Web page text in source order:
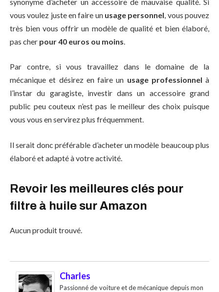
vous voulez juste en faire un usage personnel, vous pouvez
très bien vous offrir un modèle de qualité et bien élaboré,
pas cher pour 40 euros ou moins.
Par contre, si vous travaillez dans le domaine de la
mécanique et désirez en faire un usage professionnel à
l’instar du garagiste, investir dans un accessoire grand
public peu couteux n’est pas le meilleur des choix puisque
vous vous en servirez plus fréquemment.
Il serait donc préférable d’acheter un modèle beaucoup plus
élaboré et adapté à votre activité.
Revoir les meilleures clés pour
filtre à huile sur Amazon
Aucun produit trouvé.
Charles
Passionné de voiture et de mécanique depuis mon